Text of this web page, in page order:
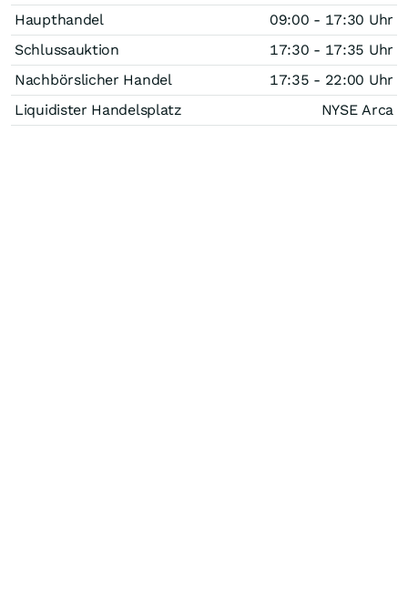
Haupthandel
09:00 - 17:30 Uhr
Schlussauktion
17:30 - 17:35 Uhr
Nachbörslicher Handel
17:35 - 22:00 Uhr
Liquidister Handelsplatz
NYSE Arca